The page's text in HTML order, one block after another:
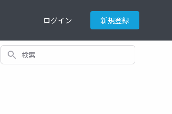
ログイン 新規登録
検索